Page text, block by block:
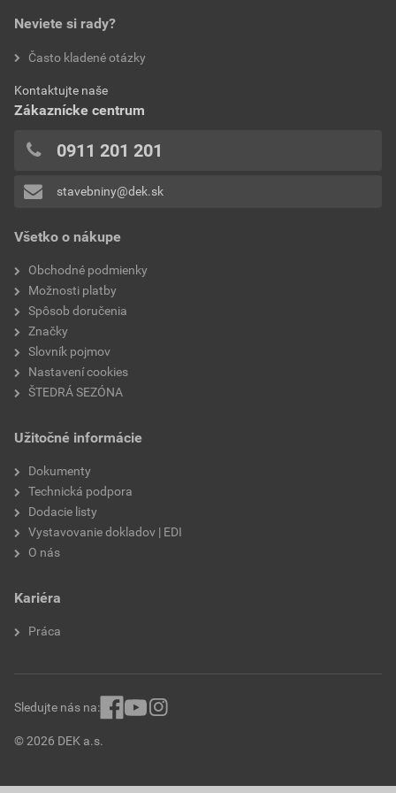
povrchová úprava
bezpečný sklon
hmotnosť 1ks
minimálny sklon
model
typ
starý názov modelu
hodnotilo 0 užívateľov
Pridávať hodnotenie môže iba prihlásený užívateľ.
Všetko o nákupe
Obchodné podmienky
Možnosti platby
Spôsob doručenia
Značky
Slovník pojmov
Nastavení cookies
ŠTEDRÁ SEZÓNA
Užitočné informácie
Dokumenty
Technická podpora
Dodacie listy
Vystavovanie dokladov | EDI
O nás
Kariéra
Práca
Neviete si rady?
Často kladené otázky
Kontaktujte naše
Zákaznícke centrum
0911 201 201
stavebniny@dek.sk
© 2026 DEK a.s.
Sledujte nás na: